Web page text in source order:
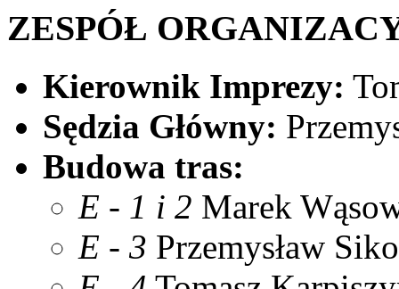
ZESPÓŁ
Kierownik Imprezy:
Sędzia Główny:
Budowa tras:
E - 1 i 2 Marek
E - 3 Przemysław